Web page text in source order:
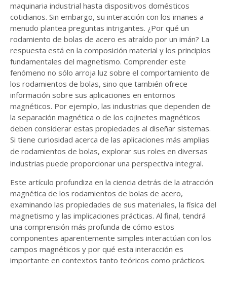
maquinaria industrial hasta dispositivos domésticos
cotidianos. Sin embargo, su interacción con los imanes a
menudo plantea preguntas intrigantes. ¿Por qué un
rodamiento de bolas de acero es atraído por un imán? La
respuesta está en la composición material y los principios
fundamentales del magnetismo. Comprender este
fenómeno no sólo arroja luz sobre el comportamiento de
los rodamientos de bolas, sino que también ofrece
información sobre sus aplicaciones en entornos
magnéticos. Por ejemplo, las industrias que dependen de
la separación magnética o de los cojinetes magnéticos
deben considerar estas propiedades al diseñar sistemas.
Si tiene curiosidad acerca de las aplicaciones más amplias
de rodamientos de bolas, explorar sus roles en diversas
industrias puede proporcionar una perspectiva integral.
Este artículo profundiza en la ciencia detrás de la atracción
magnética de los rodamientos de bolas de acero,
examinando las propiedades de sus materiales, la física del
magnetismo y las implicaciones prácticas. Al final, tendrá
una comprensión más profunda de cómo estos
componentes aparentemente simples interactúan con los
campos magnéticos y por qué esta interacción es
importante en contextos tanto teóricos como prácticos.